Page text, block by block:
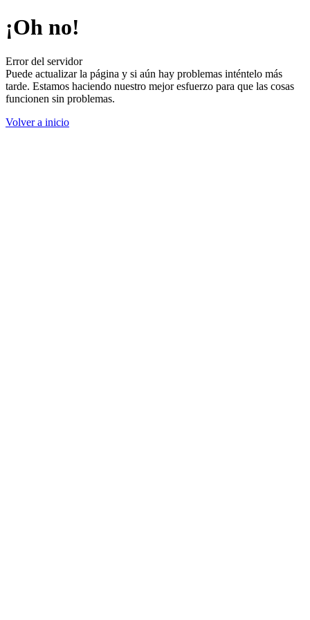
¡Oh no!
Error del servidor
Puede actualizar la página y si aún hay problemas inténtelo más
tarde. Estamos haciendo nuestro mejor esfuerzo para que las cosas
funcionen sin problemas.
Volver a inicio